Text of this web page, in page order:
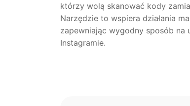
którzy wolą skanować kody
Narzędzie to wspiera działania
zapewniając wygodny sposób na
Instagramie.